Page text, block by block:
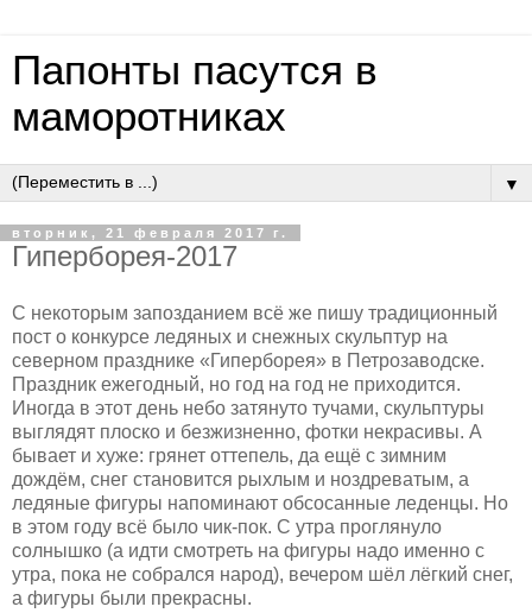
Папонты пасутся в
маморотниках
▼
вторник, 21 февраля 2017 г.
Гиперборея-2017
С некоторым запозданием всё же пишу традиционный
пост о конкурсе ледяных и снежных скульптур на
северном празднике «Гиперборея» в Петрозаводске.
Праздник ежегодный, но год на год не приходится.
Иногда в этот день небо затянуто тучами, скульптуры
выглядят плоско и безжизненно, фотки некрасивы. А
бывает и хуже: грянет оттепель, да ещё с зимним
дождём, снег становится рыхлым и ноздреватым, а
ледяные фигуры напоминают обсосанные леденцы. Но
в этом году всё было чик-пок. С утра проглянуло
солнышко (а идти смотреть на фигуры надо именно с
утра, пока не собрался народ), вечером шёл лёгкий снег,
а фигуры были прекрасны.